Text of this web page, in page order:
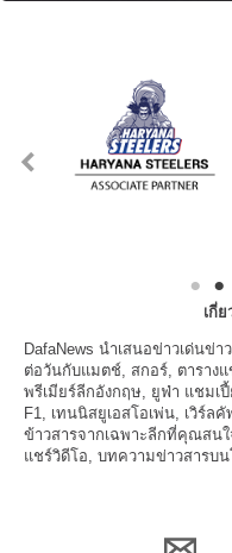
เกี่
DafaNews นำเสนอข่าวเด่นข่
ต่อวันกับแมตช์, สกอร์, ตารางแ
พรีเมียร์ลีกอังกฤษ, ยูฟ่า แชมเ
F1, เทนนิสยูเอสโอเพ่น, เวิร์
ข้าวสารจากเฉพาะลีกที่คุณสน
แชร์วิดีโอ, บทความข่าวสารบ